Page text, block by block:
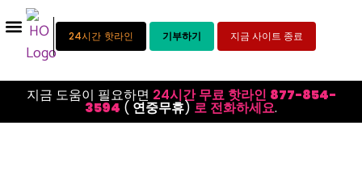
24시간 핫라인 기부하기 지금 사이트 종료
지금 도움이 필요하면 24시간 무료 핫라인 877-854-
3594 ( 연중무휴) 로 전화하세요.